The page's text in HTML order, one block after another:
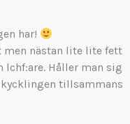
har!
nästan lite lite fett
lchf:are. Håller man sig
tillsammans